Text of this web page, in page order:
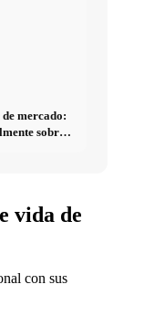
mercado:
sobre
vida de
con sus